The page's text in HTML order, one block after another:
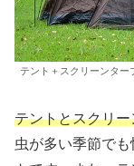
テント＋スクリーンター
テントとスクリ
虫が多い季節で